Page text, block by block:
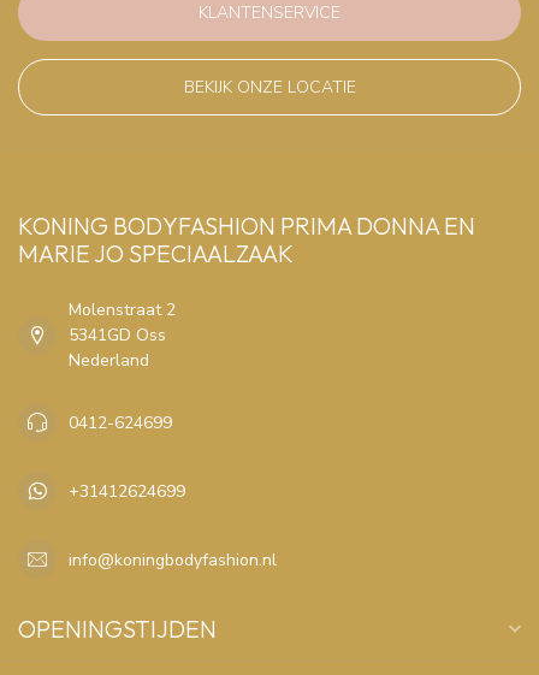
KLANTENSERVICE
BEKIJK ONZE LOCATIE
KONING BODYFASHION PRIMA DONNA EN
MARIE JO SPECIAALZAAK
Molenstraat 2
5341GD Oss
Nederland
0412-624699
+31412624699
info@koningbodyfashion.nl
OPENINGSTIJDEN